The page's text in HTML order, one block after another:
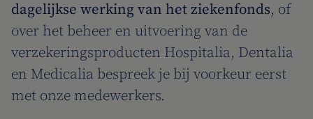
dagelijkse werking van het ziekenfonds, of
over het beheer en uitvoering van de
verzekeringsproducten Hospitalia, Dentalia
en Medicalia bespreek je bij voorkeur eerst
met onze medewerkers.